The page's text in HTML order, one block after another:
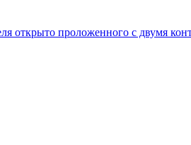
открыто проложенного с двумя